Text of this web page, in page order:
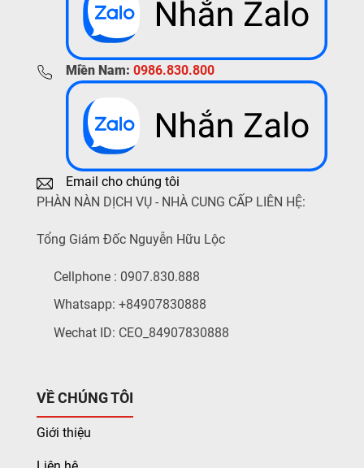
Miền Nam: 0986.830.800
Email cho chúng tôi
PHÀN NÀN DỊCH VỤ - NHÀ CUNG CẤP LIÊN HỆ:
Tổng Giám Đốc Nguyễn Hữu Lộc
Cellphone : 0907.830.888
Whatsapp: +84907830888
Wechat ID: CEO_84907830888
VỀ CHÚNG TÔI
Giới thiệu